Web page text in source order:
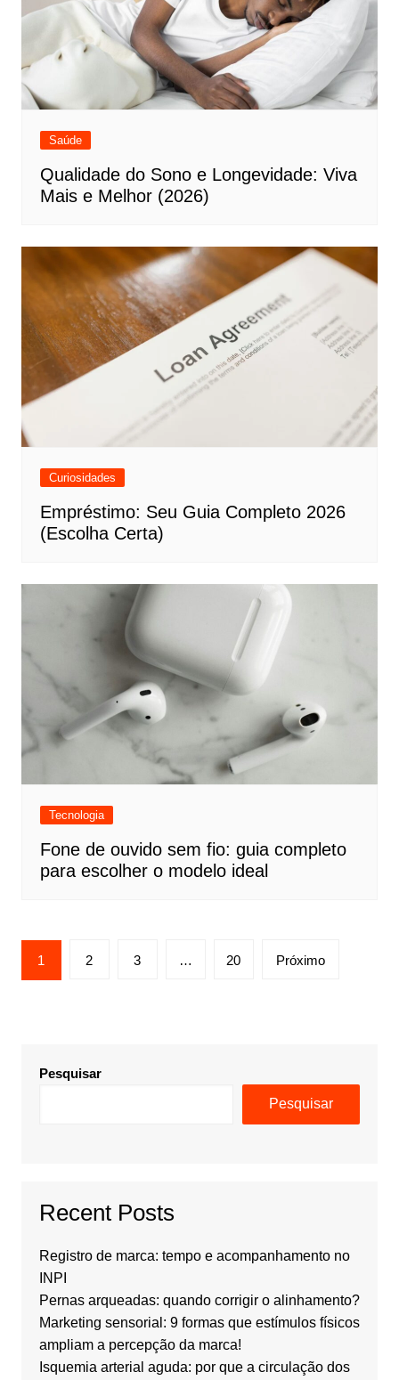
Saúde
Qualidade do Sono e Longevidade: Viva
Mais e Melhor (2026)
Curiosidades
Empréstimo: Seu Guia Completo 2026
(Escolha Certa)
Tecnologia
Fone de ouvido sem fio: guia completo
para escolher o modelo ideal
Paginação
de
1 2 3 … 20 Próximo
Pesquisar
Pesquisar
Recent Posts
Registro de marca: tempo e acompanhamento no
INPI
Pernas arqueadas: quando corrigir o alinhamento?
Marketing sensorial: 9 formas que estímulos físicos
ampliam a percepção da marca!
Isquemia arterial aguda: por que a circulação dos